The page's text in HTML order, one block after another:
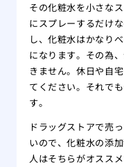
その化粧水を小さな
にスプレーするだけ
し、化粧水はかなり
になります。その為
きません。休日や自
てください。それで
す。
ドラッグストアで売
いので、化粧水の添
人はそちらがオスス